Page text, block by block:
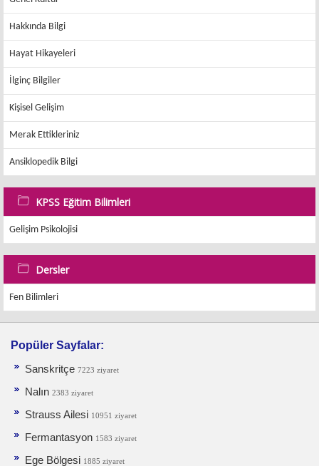
Hakkında Bilgi
Hayat Hikayeleri
İlginç Bilgiler
Kişisel Gelişim
Merak Ettikleriniz
Ansiklopedik Bilgi
KPSS Eğitim Bilimleri
Gelişim Psikolojisi
Dersler
Fen Bilimleri
Popüler Sayfalar:
Sanskritçe 7223 ziyaret
Nalın 2383 ziyaret
Strauss Ailesi 10951 ziyaret
Fermantasyon 1583 ziyaret
Ege Bölgesi 1885 ziyaret